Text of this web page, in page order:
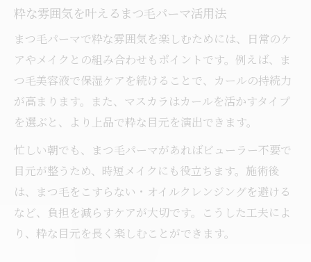
粋な雰囲気を叶えるまつ毛パーマ活用法
まつ毛パーマで粋な雰囲気を楽しむためには、日常のケ
アやメイクとの組み合わせもポイントです。例えば、ま
つ毛美容液で保湿ケアを続けることで、カールの持続力
が高まります。また、マスカラはカールを活かすタイプ
を選ぶと、より上品で粋な目元を演出できます。
忙しい朝でも、まつ毛パーマがあればビューラー不要で
目元が整うため、時短メイクにも役立ちます。施術後
は、まつ毛をこすらない・オイルクレンジングを避ける
など、負担を減らすケアが大切です。こうした工夫によ
り、粋な目元を長く楽しむことができます。